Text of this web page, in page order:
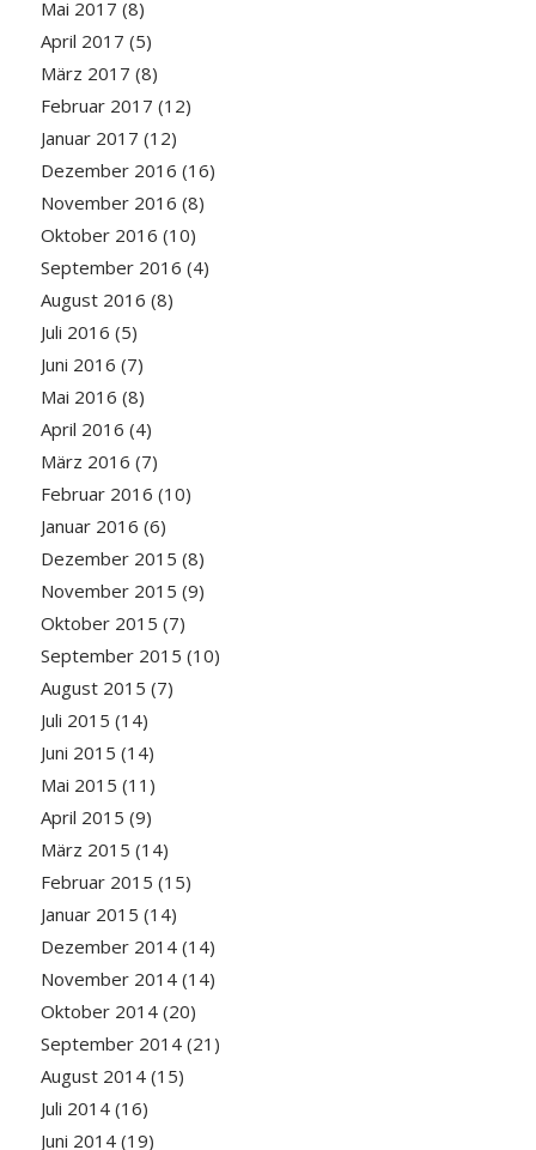
Mai 2017 (8)
April 2017 (5)
März 2017 (8)
Februar 2017 (12)
Januar 2017 (12)
Dezember 2016 (16)
November 2016 (8)
Oktober 2016 (10)
September 2016 (4)
August 2016 (8)
Juli 2016 (5)
Juni 2016 (7)
Mai 2016 (8)
April 2016 (4)
März 2016 (7)
Februar 2016 (10)
Januar 2016 (6)
Dezember 2015 (8)
November 2015 (9)
Oktober 2015 (7)
September 2015 (10)
August 2015 (7)
Juli 2015 (14)
Juni 2015 (14)
Mai 2015 (11)
April 2015 (9)
März 2015 (14)
Februar 2015 (15)
Januar 2015 (14)
Dezember 2014(14)
November 2014(14)
Oktober 2014(20)
September 2014(21)
August 2014(15)
Juli 2014(16)
Juni 2014(19)